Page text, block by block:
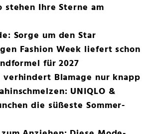
stehen Ihre Sterne am
Sorge um den Star
Fashion Week liefert schon
für 2027
verhindert Blamage nur knapp
UNIQLO &
die süßeste Sommer-